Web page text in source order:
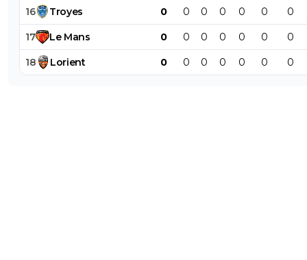
16 Troyes 0 0 0 0 0 0 0
17 Le Mans 0 0 0 0 0 0 0
18 Lorient 0 0 0 0 0 0 0